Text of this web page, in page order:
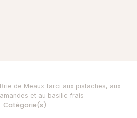
Brie de Meaux farci aux pistaches, aux
amandes et au basilic frais
Catégorie(s)